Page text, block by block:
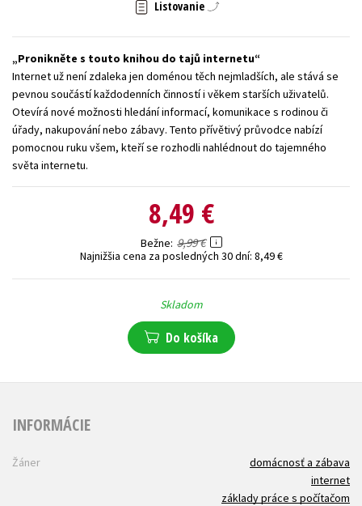
Výchova a pedagogika
Young adult
Zdravie a životný štýl
Všetky tituly
Listovanie
Pronikněte s touto knihou do tajů internetu
Internet už není zdaleka jen doménou těch nejmladších, ale stává se
pevnou součástí každodenních činností i věkem starších uživatelů.
Otevírá nové možnosti hledání informací, komunikace s rodinou či
úřady, nakupování nebo zábavy. Tento přívětivý průvodce nabízí
pomocnou ruku všem, kteří se rozhodli nahlédnout do tajemného
světa internetu.
8,49 €
Bežne 9,99 €
Najnižšia cena za posledných 30 dní: 8,49 €
Skladom
Do košíka
INFORMÁCIE
Žáner
domácnosť a zábava
internet
základy práce s počítačom